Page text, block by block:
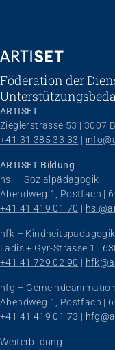
ARTISET
Föderation der
ARTISET
Zieglerstrasse 53 | 3007
+41 31 385 33 33 |
ARTISET Bildung
hsl – Sozialpädagogik
Abendweg 1, Postfach |
+41 41 419 01 70 |
hfk – Kindheitspädagogik
Ladis + Gyr-Strasse 1 |
+41 41 729 02 90 |
hfg – Gemeindeanimation
Abendweg 1, Postfach |
+41 41 419 01 73 |
Weiterbildung